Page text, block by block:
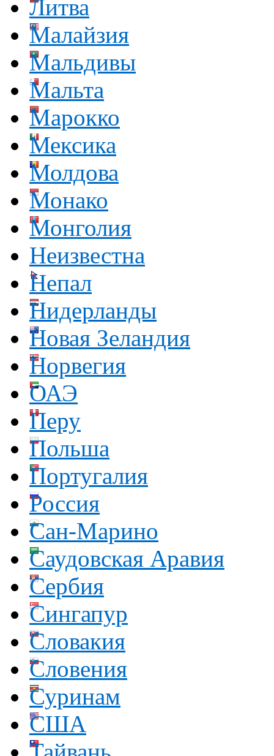
Литва
Малайзия
Мальдивы
Мальта
Марокко
Мексика
Молдова
Монако
Монголия
Неизвестна
Непал
Нидерланды
Новая Зеландия
Норвегия
ОАЭ
Перу
Польша
Португалия
Россия
Сан-Марино
Саудовская Аравия
Сербия
Сингапур
Словакия
Словения
Суринам
США